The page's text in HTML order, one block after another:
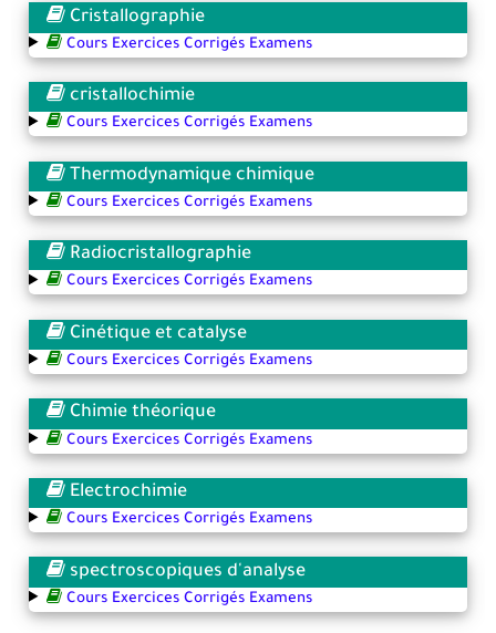
Cristallographie
Cours Exercices Corrigés Examens
cristallochimie
Cours Exercices Corrigés Examens
Thermodynamique chimique
Cours Exercices Corrigés Examens
Radiocristallographie
Cours Exercices Corrigés Examens
Cinétique et catalyse
Cours Exercices Corrigés Examens
Chimie théorique
Cours Exercices Corrigés Examens
Electrochimie
Cours Exercices Corrigés Examens
spectroscopiques d'analyse
Cours Exercices Corrigés Examens